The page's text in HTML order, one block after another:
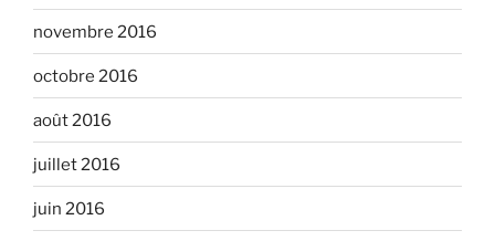
novembre 2016
octobre 2016
août 2016
juillet 2016
juin 2016